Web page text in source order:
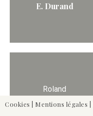
E. Durand
Roland
de Moustier
Cookies Mentions légales